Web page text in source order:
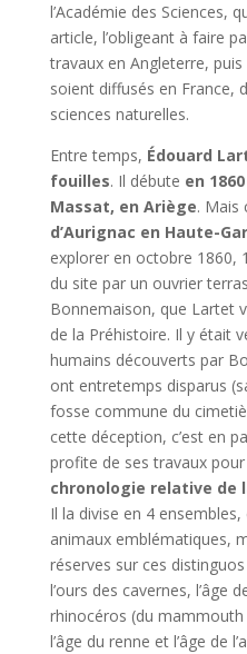
l’Académie des Sciences,
article, l’obligeant à faire
travaux en Angleterre, puis
soient diffusés en France,
sciences naturelles.
Entre temps, Édouard
fouilles. Il débute en
Massat, en Ariège. Mais
d’Aurignac en Haute-
explorer en octobre 1860,
du site par un ouvrier
Bonnemaison, que Lartet
de la Préhistoire. Il y était
humains découverts par
ont entretemps disparus
fosse commune du
cette déception, c’est en
profite de ses travaux pour
chronologie relative de
Il la divise en 4
animaux emblématiques,
réserves sur ces
l’ours des cavernes, l’âge
rhinocéros (du
l’âge du renne et l’âge de